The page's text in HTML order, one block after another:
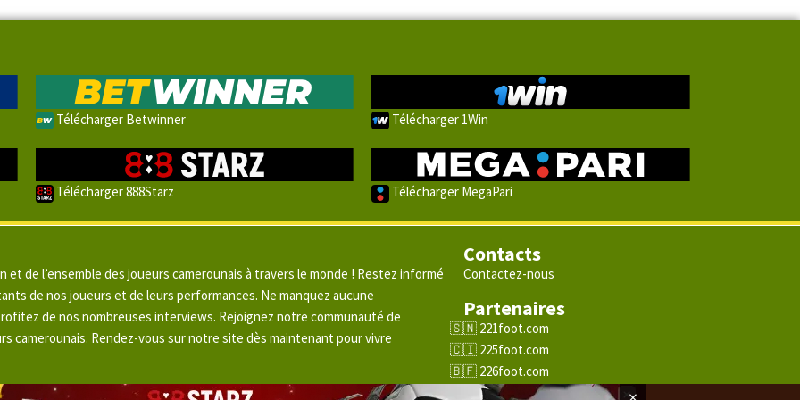
Télécharger Betwinner Télécharger 1Win
Télécharger 888Starz Télécharger MegaPari
de l’ensemble des joueurs camerounais à travers le monde ! Restez informé
de nos joueurs et de leurs performances. Ne manquez aucune
de nos nombreuses interviews. Rejoignez notre communauté de
camerounais. Rendez-vous sur notre site dès maintenant pour vivre
Contacts
Contactez-nous
Partenaires
221foot.com
225foot.com
226foot.com
228foot.com